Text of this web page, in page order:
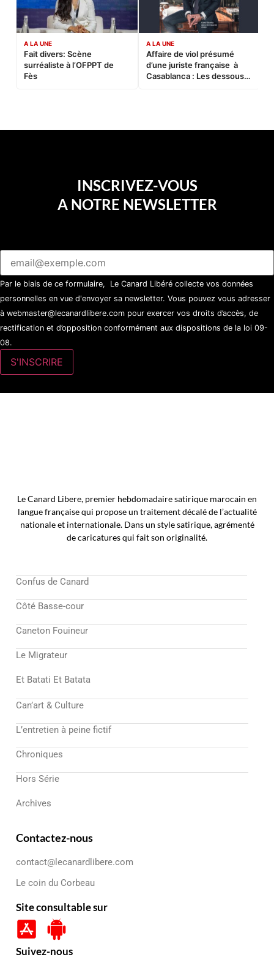
A LA UNE
Fait divers: Scène
surréaliste à l’OFPPT de
Fès
A LA UNE
Affaire de viol présumé
d’une juriste française à
Casablanca : Les dessous
INSCRIVEZ-VOUS
A NOTRE NEWSLETTER
Par le biais de ce formulaire, Le Canard Libéré collecte vos données
personnelles en vue d'envoyer sa newsletter. Vous pouvez vous adresser
à webmaster@lecanardlibere.com pour exercer vos droits d’accès, de
rectification et d’opposition conformément aux dispositions de la loi 09-
08.
Le Canard Libere, premier hebdomadaire satirique marocain en
langue française qui propose un traitement décalé de l’actualité
nationale et internationale. Dans un style satirique, agrémenté
de caricatures qui fait son originalité.
Confus de Canard
Côté Basse-cour
Caneton Fouineur
Le Migrateur
Et Batati Et Batata
Can’art & Culture
L’entretien à peine fictif
Chroniques
Hors Série
Archives
Contactez-nous
contact@lecanardlibere.com
Le coin du Corbeau
Site consultable sur
Suivez-nous